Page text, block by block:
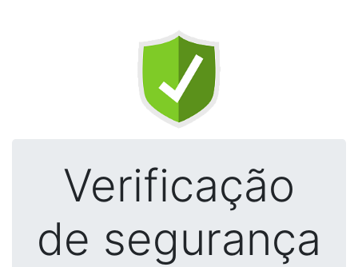
Verificação
de segurança